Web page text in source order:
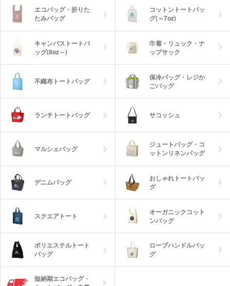
エコバッグ・折りた
たみバッグ
コットントートバッ
グ(～7oz)
キャンバストートバ
ッグ(8oz～)
巾着・リュック・ナ
ップサック
不織布トートバッグ
保冷バッグ・レジか
ごバッグ
ランチトートバッグ サコッシュ
マルシェバッグ
ジュートバッグ・コ
ットンリネンバッグ
デニムバッグ
おしゃれトートバッ
グ
スクエアトート
オーガニックコット
ンバッグ
ポリエステルトート
バッグ
ロープハンドルバッ
グ
短納期エコバッグ・